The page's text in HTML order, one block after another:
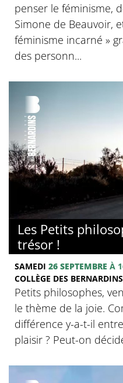
penser le féminisme,
Simone de Beauvoir,
féminisme incarné »
des personn...
Les Petits
trésor !
SAMEDI 26 SEPTEMBRE À
COLLÈGE DES BERNARDINS
Petits philosophes,
le thème de la joie.
différence y-a-t-il
plaisir ? Peut-on